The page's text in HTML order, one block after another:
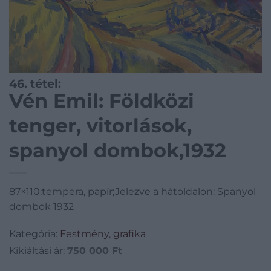
46. tétel:
Vén Emil: Földközi
tenger, vitorlások,
spanyol dombok,1932
87×110;tempera, papír;Jelezve a hátoldalon: Spanyol
dombok 1932
Kategória: Festmény, grafika
Kikiáltási ár: 750 000 Ft